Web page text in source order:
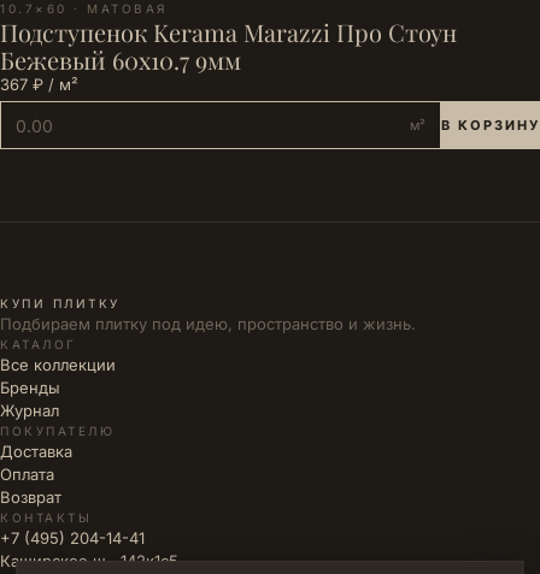
10.7×60 · МАТОВАЯ
Подступенок Kerama Marazzi Про Стоун
Бежевый 60x10.7 9мм
367 ₽ / м²
м² В КОРЗИНУ
КУПИ ПЛИТКУ
Подбираем плитку под идею, пространство и жизнь.
КАТАЛОГ
Все коллекции
Бренды
Журнал
ПОКУПАТЕЛЮ
Доставка
Оплата
Возврат
КОНТАКТЫ
+7 (495) 204-14-41
Каширское ш., 142к1с5